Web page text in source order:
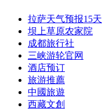
拉萨天气预报15天
坝上草原农家院
成都旅行社
三峡游轮官网
酒店预订
旅游推薦
中國旅遊
西藏文創